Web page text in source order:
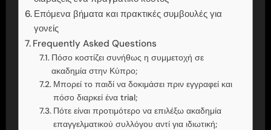
Επόμενα βήματα και πρακτικές συμβουλές για
γονείς
Frequently Asked Questions
Πόσο κοστίζει συνήθως η συμμετοχή σε
ακαδημία στην Κύπρο;
Μπορεί το παιδί να δοκιμάσει πριν εγγραφεί και
πόσο διαρκεί ένα trial;
Πότε είναι προτιμότερο να επιλέξω ακαδημία
επαγγελματικού συλλόγου αντί για ιδιωτική;